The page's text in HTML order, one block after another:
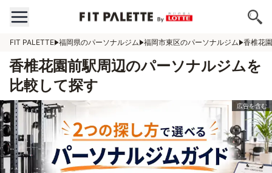
FIT PALETTE 福岡県のパーソナルジム 福岡市東区のパーソナルジム 香椎花
香椎花園前駅周辺のパーソナルジムを
比較して探す